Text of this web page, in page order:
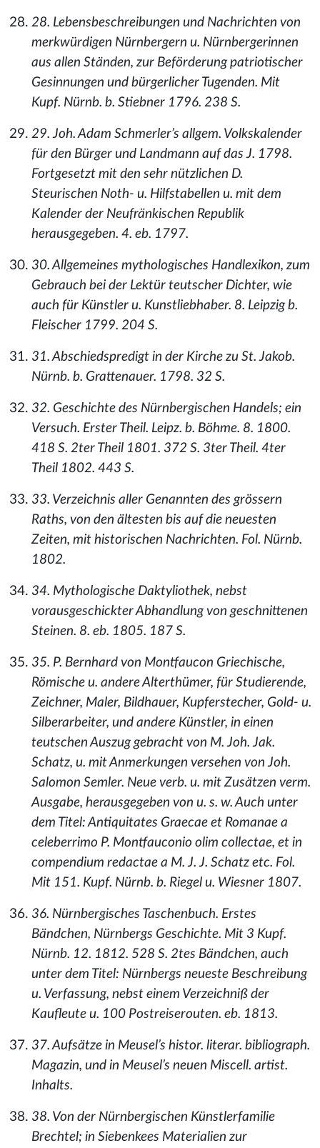
28. Lebensbeschreibungen und Nachrichten von
merkwürdigen Nürnbergern u. Nürnbergerinnen
aus allen Ständen, zur Beförderung patriotischer
Gesinnungen und bürgerlicher Tugenden. Mit
Kupf. Nürnb. b. Stiebner 1796. 238 S.
29. Joh. Adam Schmerler’s allgem. Volkskalender
für den Bürger und Landmann auf das J. 1798.
Fortgesetzt mit den sehr nützlichen D.
Steurischen Noth- u. Hilfstabellen u. mit dem
Kalender der Neufränkischen Republik
herausgegeben. 4. eb. 1797.
30. Allgemeines mythologisches Handlexikon, zum
Gebrauch bei der Lektür teutscher Dichter, wie
auch für Künstler u. Kunstliebhaber. 8. Leipzig b.
Fleischer 1799. 204 S.
31. Abschiedspredigt in der Kirche zu St. Jakob.
Nürnb. b. Grattenauer. 1798. 32 S.
32. Geschichte des Nürnbergischen Handels; ein
Versuch. Erster Theil. Leipz. b. Böhme. 8. 1800.
418 S. 2ter Theil 1801. 372 S. 3ter Theil. 4ter
Theil 1802. 443 S.
33. Verzeichnis aller Genannten des grössern
Raths, von den ältesten bis auf die neuesten
Zeiten, mit historischen Nachrichten. Fol. Nürnb.
1802.
34. Mythologische Daktyliothek, nebst
vorausgeschickter Abhandlung von geschnittenen
Steinen. 8. eb. 1805. 187 S.
35. P. Bernhard von Montfaucon Griechische,
Römische u. andere Alterthümer, für Studierende,
Zeichner, Maler, Bildhauer, Kupferstecher, Gold- u.
Silberarbeiter, und andere Künstler, in einen
teutschen Auszug gebracht von M. Joh. Jak.
Schatz, u. mit Anmerkungen versehen von Joh.
Salomon Semler. Neue verb. u. mit Zusätzen verm.
Ausgabe, herausgegeben von u. s. w. Auch unter
dem Titel: Antiquitates Graecae et Romanae a
celeberrimo P. Montfauconio olim collectae, et in
compendium redactae a M. J. J. Schatz etc. Fol.
Mit 151. Kupf. Nürnb. b. Riegel u. Wiesner 1807.
36. Nürnbergisches Taschenbuch. Erstes
Bändchen, Nürnbergs Geschichte. Mit 3 Kupf.
Nürnb. 12. 1812. 528 S. 2tes Bändchen, auch
unter dem Titel: Nürnbergs neueste Beschreibung
u. Verfassung, nebst einem Verzeichniß der
Kaufleute u. 100 Postreiserouten. eb. 1813.
37. Aufsätze in Meusel’s histor. literar. bibliograph.
Magazin, und in Meusel’s neuen Miscell. artist.
Inhalts.
38. Von der Nürnbergischen Künstlerfamilie
Brechtel; in Siebenkees Materialien zur